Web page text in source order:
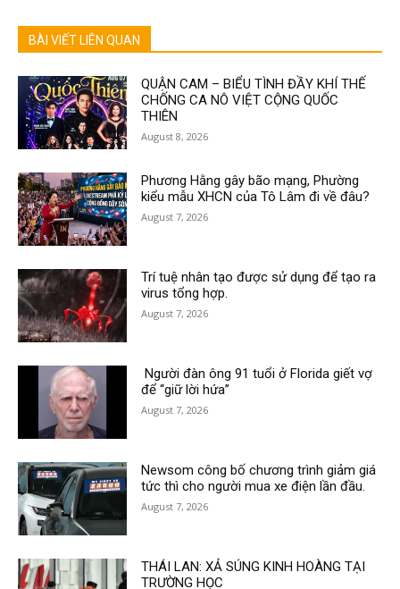
BÀI VIẾT LIÊN QUAN
QUẬN CAM – BIỂU TÌNH ĐẦY KHÍ THẾ
CHỐNG CA NÔ VIỆT CỘNG QUỐC
THIÊN
August 8, 2026
Phương Hằng gây bão mạng, Phường
kiểu mẫu XHCN của Tô Lâm đi về đâu?
August 7, 2026
Trí tuệ nhân tạo được sử dụng để tạo ra
virus tổng hợp.
August 7, 2026
Người đàn ông 91 tuổi ở Florida giết vợ
để “giữ lời hứa”
August 7, 2026
Newsom công bố chương trình giảm giá
tức thì cho người mua xe điện lần đầu.
August 7, 2026
THÁI LAN: XẢ SÚNG KINH HOÀNG TẠI
TRƯỜNG HỌC